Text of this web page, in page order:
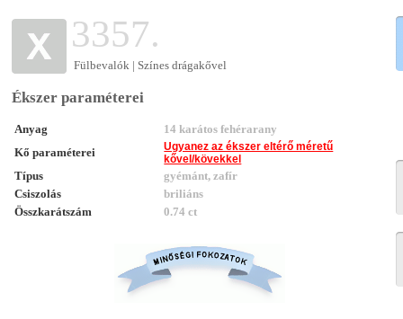
3357.
Fülbevalók | Színes drágakővel
Ékszer paraméterei
Anyag
14 karátos fehérarany
Kő paraméterei
Ugyanez az ékszer eltérő méretű
kővel/kövekkel
Típus
gyémánt, zafír
Csiszolás
briliáns
Összkarátszám
0.74 ct